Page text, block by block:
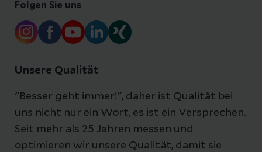
Folgen Sie uns
Unsere Qualität
"Besser geht immer!", daher ist Qualität bei
uns nicht nur ein Wort, es ist ein Versprechen.
Seit mehr als 25 Jahren messen und
optimieren wir unsere Qualität, damit sie